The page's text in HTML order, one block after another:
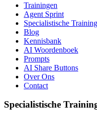
Trainingen
Agent Sprint
Specialistische
Blog
Kennisbank
AI Woordenboek
Prompts
AI Share Buttons
Over Ons
Contact
Specialistische